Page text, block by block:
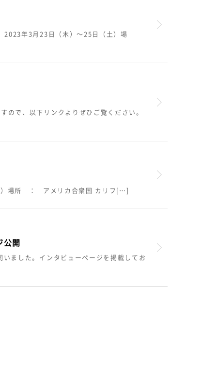
年3月23日（木）～25日（土）場
で、以下リンクよりぜひご覧ください。
）場所 ： アメリカ合衆国 カリフ[…]
公開
ました。インタビューページを掲載してお